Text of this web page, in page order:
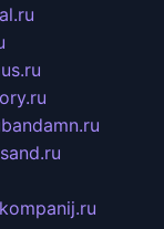
bandamn.ru